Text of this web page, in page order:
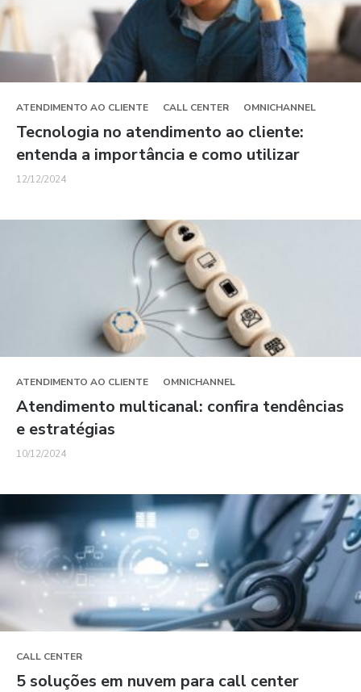
ATENDIMENTO AO CLIENTE CALL CENTER OMNICHANNEL
Tecnologia no atendimento ao cliente:
entenda a importância e como utilizar
12/12/2024
ATENDIMENTO AO CLIENTE OMNICHANNEL
Atendimento multicanal: confira tendências
e estratégias
10/12/2024
CALL CENTER
5 soluções em nuvem para call center